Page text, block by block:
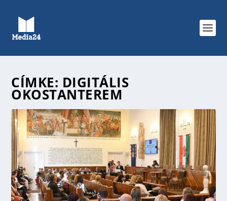
CÍMKE: DIGITÁLIS
OKOSTANTEREM